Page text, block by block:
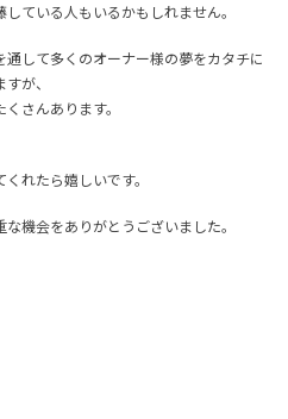
ている人もいるかもしれません。
して多くのオーナー様の夢をカタチに
が、
さんあります。
れたら嬉しいです。
機会をありがとうございました。